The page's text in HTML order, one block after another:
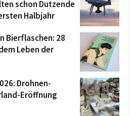
schon Dutzende
Halbjahr
Bierflaschen: 28
Leben der
Drohnen-
Eröffnung